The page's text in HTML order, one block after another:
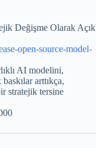
Değişme Olarak Açık
open-source-model-
AI modelini,
arttıkça,
stratejik tersine